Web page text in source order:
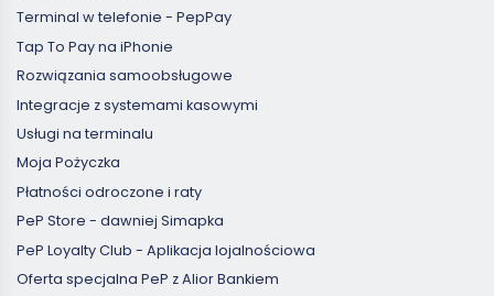
Terminal w telefonie - PepPay
Tap To Pay na iPhonie
Rozwiązania samoobsługowe
Integracje z systemami kasowymi
Usługi na terminalu
Moja Pożyczka
Płatności odroczone i raty
PeP Store - dawniej Simapka
PeP Loyalty Club - Aplikacja lojalnościowa
Oferta specjalna PeP z Alior Bankiem